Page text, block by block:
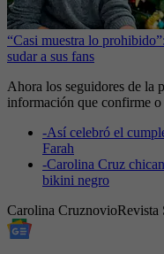
“Casi muestra lo
sudar a sus fans
Ahora los seguidores de la
información que confirme o
-Así celebró el
Farah
-Carolina Cruz
bikini negro
Carolina CruznovioRevista